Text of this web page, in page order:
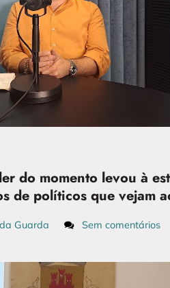
do momento levou à
de políticos que vejam
Guarda Sem comentários